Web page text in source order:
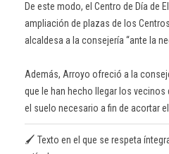
De este modo, el Centro de Día de
ampliación de plazas de los
alcaldesa a la consejería “ante la
Además, Arroyo ofreció a la
que le han hecho llegar los
el suelo necesario a fin de acortar
🖌️ Texto en el que se respeta